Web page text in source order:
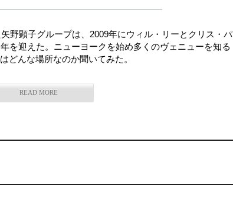
野顕子グループは、2009年にウィル・リーとクリス・パ
を迎えた。ニューヨークを始め多くのヴェニューを知る
どんな場所なのか聞いてみた。
READ MORE